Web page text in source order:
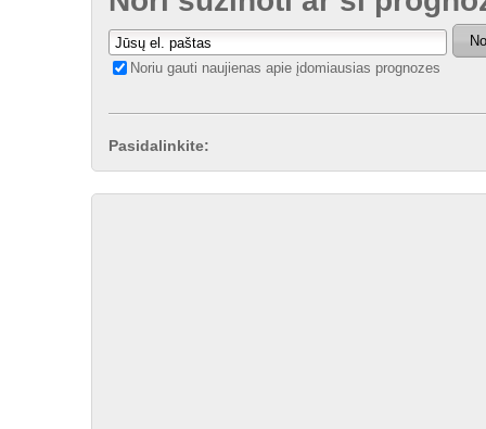
Noriu gauti naujienas apie įdomiausias prognozes
Pasidalinkite: